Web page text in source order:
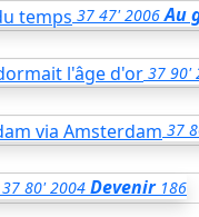
37 47' 2006 Au
37 90'
37
37 80' 2004 Devenir 186